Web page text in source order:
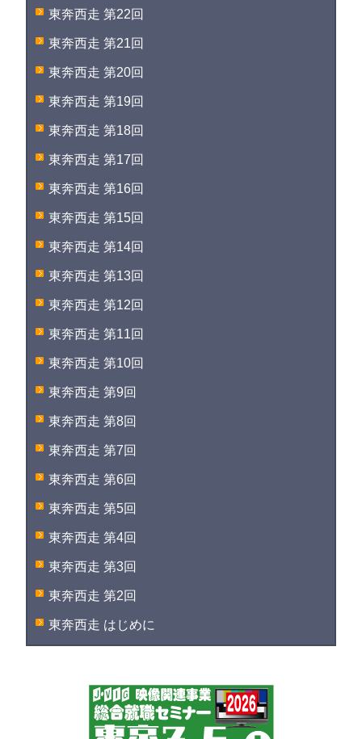
東奔西走 第22回
東奔西走 第21回
東奔西走 第20回
東奔西走 第19回
東奔西走 第18回
東奔西走 第17回
東奔西走 第16回
東奔西走 第15回
東奔西走 第14回
東奔西走 第13回
東奔西走 第12回
東奔西走 第11回
東奔西走 第10回
東奔西走 第9回
東奔西走 第8回
東奔西走 第7回
東奔西走 第6回
東奔西走 第5回
東奔西走 第4回
東奔西走 第3回
東奔西走 第2回
東奔西走 はじめに